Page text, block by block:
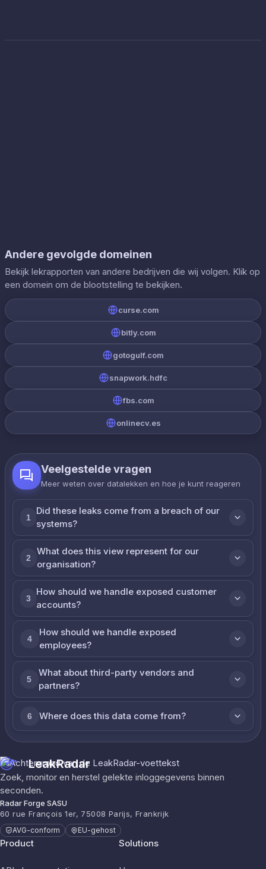
Andere gevolgde domeinen
Bekijk lekrapporten van andere bedrijven die wij volgen. Klik op
een domein om de blootstelling te bekijken.
curse.com
bitly.com
gotogulf.com
snapwork.hdfc
fbs.com
onlinecv.es
Veelgestelde vragen
Meer weten over datalekken en hoe je kunt reageren
1
Did these leaks come from a breach of our
systems?
2
What does this view represent for our
organisation?
3
How should we handle exposed customer
accounts?
4
How should we handle exposed
employees?
5
What about third-party vendors and
partners?
6 Where does this data come from?
LeakRadar
Zoek, monitor en herstel gelekte inloggegevens binnen
seconden.
Radar Forge SASU
60 rue François 1er, 75008 Parijs, Frankrijk
AVG-conform EU-gehost
Product Solutions